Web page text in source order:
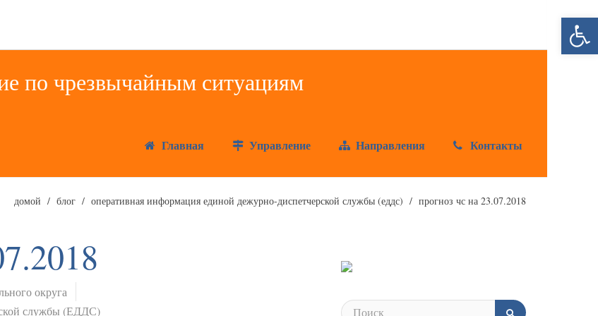
Главная Управление Направления Контакты
домой блог оперативная информация единой дежурно-диспетчерской службы (еддс) прогноз чс на 23.07.2018
округа
службы (ЕДДС)